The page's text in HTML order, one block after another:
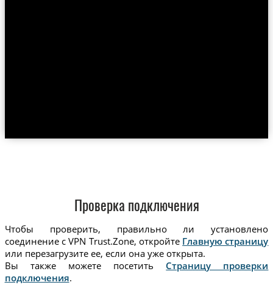
Проверка подключения
Чтобы проверить, правильно ли установлено
соединение с VPN Trust.Zone, откройте Главную страницу
или перезагрузите ее, если она уже открыта.
Вы также можете посетить Страницу проверки
подключения.